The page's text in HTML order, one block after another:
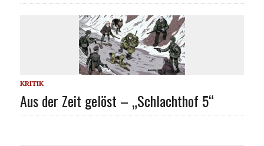
KRITIK
Aus der Zeit gelöst – „Schlachthof 5“